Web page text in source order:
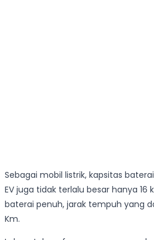
Sebagai mobil listrik, kapsitas
EV juga tidak terlalu besar hanya 16
baterai penuh, jarak tempuh yang
Km.